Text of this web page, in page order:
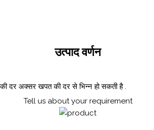
उत्पाद वर्णन
की दर अक्सर खपत की दर से भिन्न हो सकती है .
Tell us about your requirement